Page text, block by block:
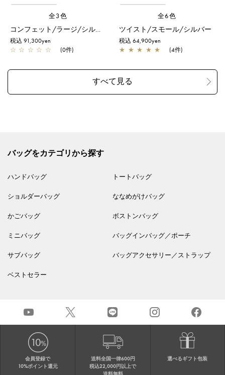
全3色
コンフェット/ラージ/シルバーゴールド
税込 91,300yen
☆ ☆ ☆ ☆ ☆ (0件)
全6色
ツイスト/スモール/シルバー
税込 64,900yen
★ ★ ★ ★ ★ (4件)
バッグをカテゴリから探す
ハンドバッグ トートバッグ
ショルダーバッグ ななめがけバッグ
かごバッグ ボストンバッグ
ミニバッグ バッグインバッグ／ポーチ
サブバッグ バッグアクセサリー／ストラップ
ベストセラー
会員登録で
10%ポイント還元
送料全国一律600円
税込22,000円以上で
送料無料
選べるギフト包装